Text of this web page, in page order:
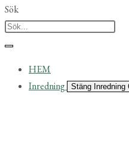
Sök
HEM
Inredning
Stäng Inredning